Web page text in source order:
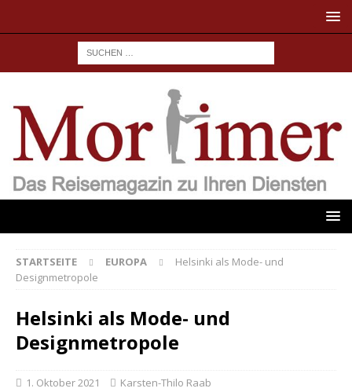
STARTSEITE EUROPA
Helsinki als Mode- und
Designmetropole
Helsinki als Mode- und
Designmetropole
1. Oktober 2021 Karsten-Thilo Raab